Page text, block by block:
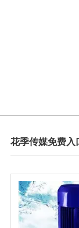
花季传媒免费入